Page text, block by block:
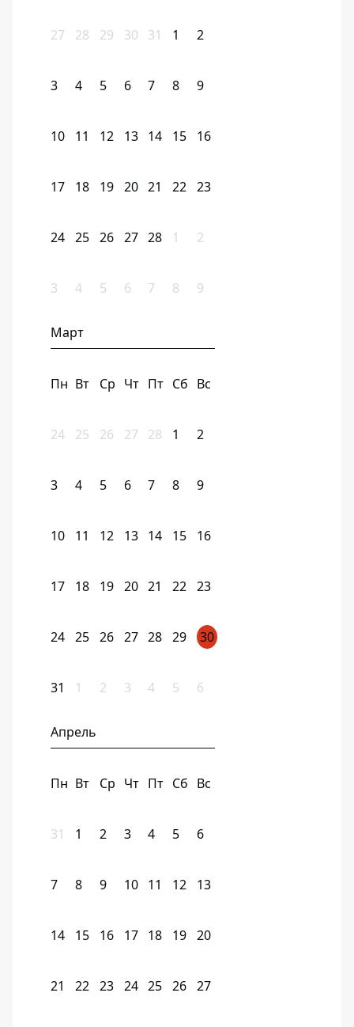
27 28 29 30 31 1 2
3 4 5 6 7 8 9
10 11 12 13 14 15 16
17 18 19 20 21 22 23
24 25 26 27 28 1 2
3 4 5 6 7 8 9
Март
Пн Вт Ср Чт Пт Сб Вс
24 25 26 27 28 1 2
3 4 5 6 7 8 9
10 11 12 13 14 15 16
17 18 19 20 21 22 23
24 25 26 27 28 29 30
31 1 2 3 4 5 6
Апрель
Пн Вт Ср Чт Пт Сб Вс
31 1 2 3 4 5 6
7 8 9 10 11 12 13
14 15 16 17 18 19 20
21 22 23 24 25 26 27